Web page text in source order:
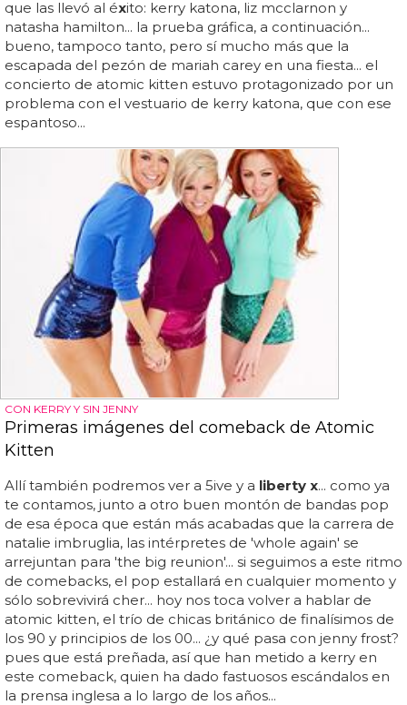
que las llevó al éxito: kerry katona, liz mcclarnon y
natasha hamilton... la prueba gráfica, a continuación...
bueno, tampoco tanto, pero sí mucho más que la
escapada del pezón de mariah carey en una fiesta... el
concierto de atomic kitten estuvo protagonizado por un
problema con el vestuario de kerry katona, que con ese
espantoso...
CON KERRY Y SIN JENNY
Primeras imágenes del comeback de Atomic
Kitten
Allí también podremos ver a 5ive y a liberty x... como ya
te contamos, junto a otro buen montón de bandas pop
de esa época que están más acabadas que la carrera de
natalie imbruglia, las intérpretes de 'whole again' se
arrejuntan para 'the big reunion'... si seguimos a este ritmo
de comebacks, el pop estallará en cualquier momento y
sólo sobrevivirá cher... hoy nos toca volver a hablar de
atomic kitten, el trío de chicas británico de finalísimos de
los 90 y principios de los 00... ¿y qué pasa con jenny frost?
pues que está preñada, así que han metido a kerry en
este comeback, quien ha dado fastuosos escándalos en
la prensa inglesa a lo largo de los años...